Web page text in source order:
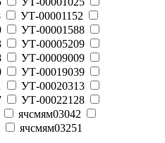
УТ-00001152
УТ-00001588
УТ-00005209
УТ-00009009
УТ-00019039
УТ-00020313
УТ-00022128
ячсмям03042
ячсмям03251